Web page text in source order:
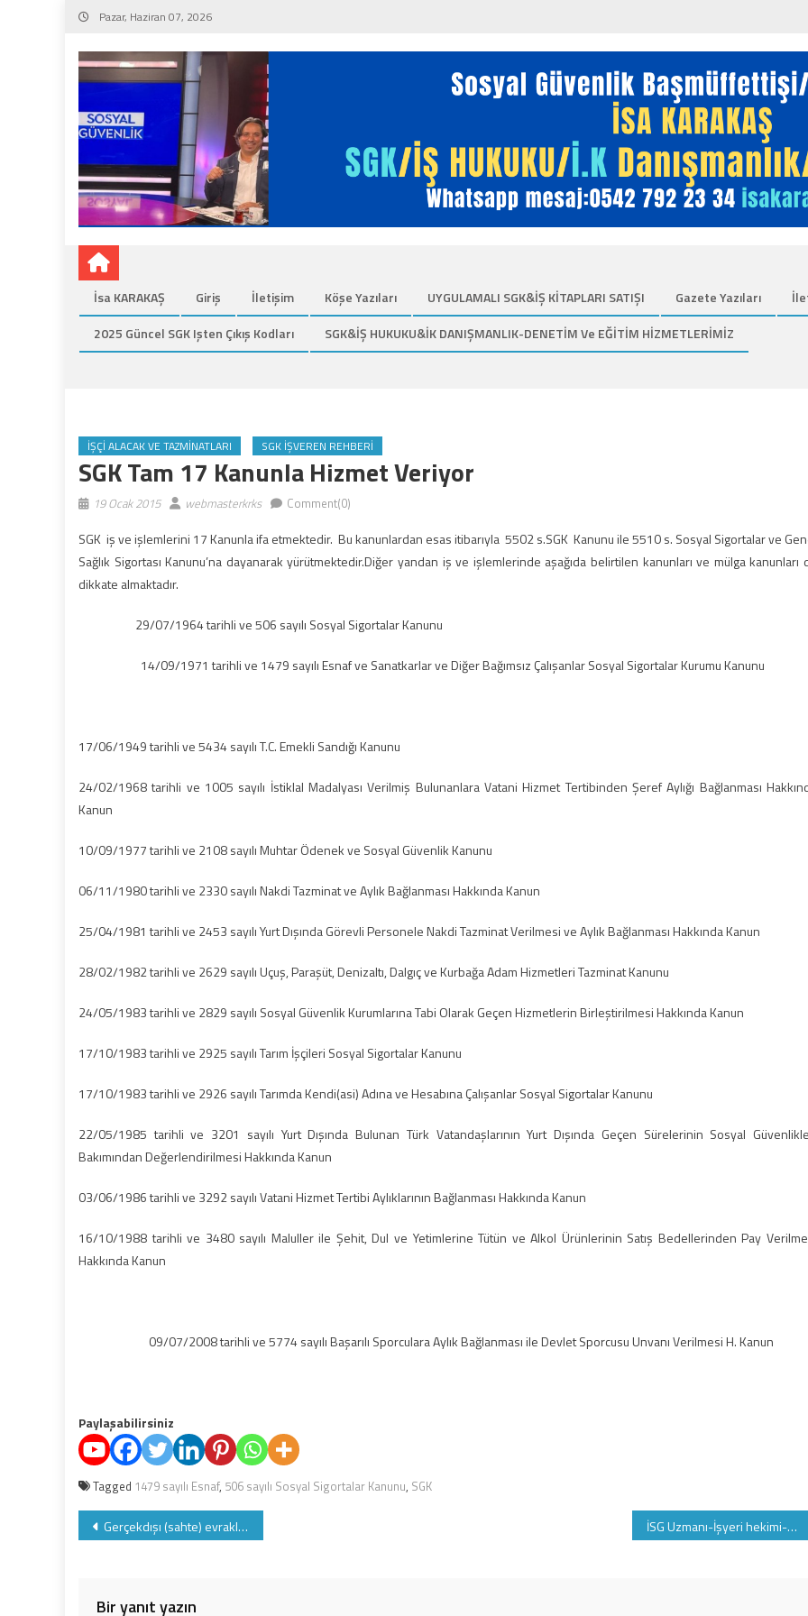
Skip
content
Pazar, Haziran 07, 2026
İsa KARAKAŞ Giriş İletişim Köşe Yazıları UYGULAMALI SGK&İŞ KİTAPLARI SATIŞI Gazete Yazıları
2025 Güncel SGK Işten Çıkış Kodları
SGK&İŞ HUKUKU&İK DANIŞMANLIK-DENETİM Ve EĞİTİM HİZMETLERİMİZ
İŞÇI ALACAK VE TAZMINATLARI SGK İŞVEREN REHBERI
SGK Tam 17 Kanunla Hizmet Veriyor
19 Ocak 2015 webmasterkrks Comment(0)
SGK iş ve işlemlerini 17 Kanunla ifa etmektedir. Bu kanunlardan esas itibarıyla 5502 s.SGK Kanunu ile 5510 s. Sosyal Sigortalar ve
Sağlık Sigortası Kanunu’na dayanarak yürütmektedir.Diğer yandan iş ve işlemlerinde aşağıda belirtilen kanunları ve mülga kanunları
dikkate almaktadır.
29/07/1964 tarihli ve 506 sayılı Sosyal Sigortalar Kanunu
14/09/1971 tarihli ve 1479 sayılı Esnaf ve Sanatkarlar ve Diğer Bağımsız Çalışanlar Sosyal Sigortalar Kurumu Kanunu
17/06/1949 tarihli ve 5434 sayılı T.C. Emekli Sandığı Kanunu
24/02/1968 tarihli ve 1005 sayılı İstiklal Madalyası Verilmiş Bulunanlara Vatani Hizmet Tertibinden Şeref Aylığı Bağlanması
Kanun
10/09/1977 tarihli ve 2108 sayılı Muhtar Ödenek ve Sosyal Güvenlik Kanunu
06/11/1980 tarihli ve 2330 sayılı Nakdi Tazminat ve Aylık Bağlanması Hakkında Kanun
25/04/1981 tarihli ve 2453 sayılı Yurt Dışında Görevli Personele Nakdi Tazminat Verilmesi ve Aylık Bağlanması Hakkında Kanun
28/02/1982 tarihli ve 2629 sayılı Uçuş, Paraşüt, Denizaltı, Dalgıç ve Kurbağa Adam Hizmetleri Tazminat Kanunu
24/05/1983 tarihli ve 2829 sayılı Sosyal Güvenlik Kurumlarına Tabi Olarak Geçen Hizmetlerin Birleştirilmesi Hakkında Kanun
17/10/1983 tarihli ve 2925 sayılı Tarım İşçileri Sosyal Sigortalar Kanunu
17/10/1983 tarihli ve 2926 sayılı Tarımda Kendi(asi) Adına ve Hesabına Çalışanlar Sosyal Sigortalar Kanunu
22/05/1985 tarihli ve 3201 sayılı Yurt Dışında Bulunan Türk Vatandaşlarının Yurt Dışında Geçen Sürelerinin Sosyal
Bakımından Değerlendirilmesi Hakkında Kanun
03/06/1986 tarihli ve 3292 sayılı Vatani Hizmet Tertibi Aylıklarının Bağlanması Hakkında Kanun
16/10/1988 tarihli ve 3480 sayılı Maluller ile Şehit, Dul ve Yetimlerine Tütün ve Alkol Ürünlerinin Satış Bedellerinden Pay
Hakkında Kanun
09/07/2008 tarihli ve 5774 sayılı Başarılı Sporculara Aylık Bağlanması ile Devlet Sporcusu Unvanı Verilmesi H. Kanun
Paylaşabilirsiniz
Tagged 1479 sayılı Esnaf, 506 sayılı Sosyal Sigortalar Kanunu, SGK
Yazı
Gerçekdışı (sahte) evraklarla borçlanma yapanlar hakkında SGK'nın yapacağı işlemler İSG Uzmanı-İşyeri hekimi-DSP ve İSG Eğitici belgesi vize işlemleri esasları ve yeni ücretler
Bir yanıt yazın